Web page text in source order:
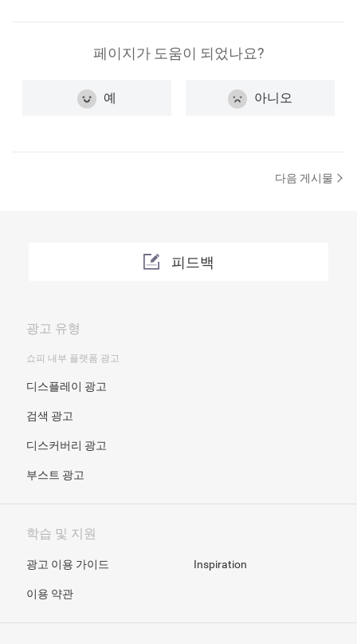
페이지가 도움이 되었나요?
예 아니오
다음 게시물
피드백
광고 유형
쇼피 내부 플랫폼 광고
디스플레이 광고
검색 광고
디스커버리 광고
부스트 광고
학습 및 지원
광고 이용 가이드 Inspiration
이용 약관